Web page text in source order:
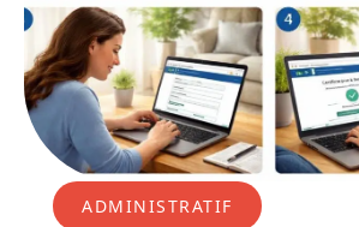
ADMINISTRATIF